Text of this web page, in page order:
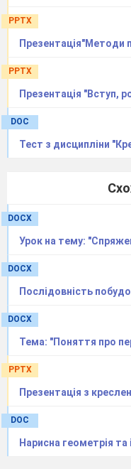
PPTX
Презентація"Методи
PPTX
Презентація "Вступ,
DOC
Тест з дисципліни
DOCX
Урок на тему:
DOCX
Послідовність
DOCX
Тема: "Поняття про
PPTX
Презентація з
DOC
Нарисна геометрiя